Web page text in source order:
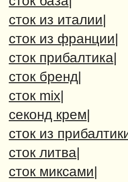
сток из италии|
сток из франции|
сток прибалтика|
сток бренд|
сток mix|
секонд крем|
сток из
сток литва|
сток миксами|